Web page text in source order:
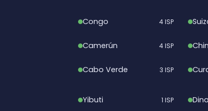
Congo 4 ISP
Camerún 4 ISP
Cabo Verde 3 ISP
Yibuti 1 ISP